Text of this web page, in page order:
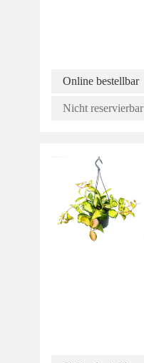
Online bestellbar
Nicht reservierbar